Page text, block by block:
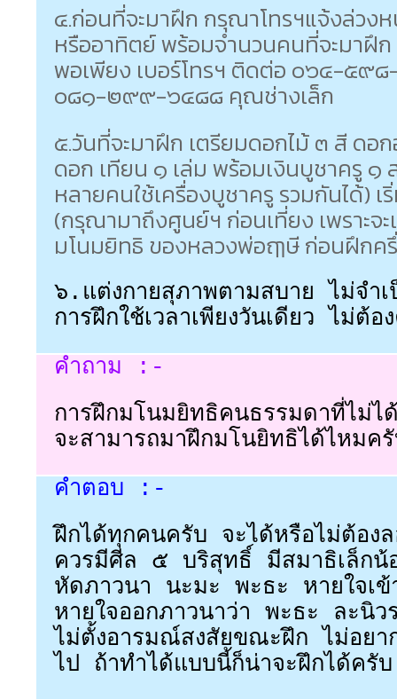
๔.ก่อนที่จะมาฝึก กรุณาโทรฯแจ้งล่วงห
หรืออาทิตย์ พร้อมจำนวนคนที่จะมาฝึก
พอเพียง เบอร์โทรฯ ติดต่อ ๐๖๔-๕
๐๘๑-๒๙๙-๖๔๘๘ คุณช่างเล็ก
๕.วันที่จะมาฝึก เตรียมดอกไม้ ๓ สี ดอก
ดอก เทียน ๑ เล่ม พร้อมเงินบูชาครู ๑
หลายคนใช้เครื่องบูชาครู รวมกันได้)
(กรุณามาถึงศูนย์ฯ ก่อนเที่ยง เพราะจ
มโนมยิทธิ ของหลวงพ่อฤๅษี ก่อนฝึกค
๖.แต่งกายสุภาพตามสบาย ไม่จำเ
การฝึกใช้เวลาเพียงวันเดียว ไม่ต้อ
คำถาม :-
การฝึกมโนมยิทธิคนธรรมดาที่ไม่ไ
จะสามารถมาฝึกมโนยิทธิได้ไหมค
คำตอบ :-
ฝึกได้ทุกคนครับ จะได้หรือไม่ต้อง
ควรมีศีล ๕ บริสุทธิ์ มีสมาธิเล็กน้
หัดภาวนา นะมะ พะธะ หายใจเข้
หายใจออกภาวนาว่า พะธะ ละนิ
ไม่ตั้งอารมณ์สงสัยขณะฝึก ไม่อยา
ไป ถ้าทำได้แบบนี้ก็น่าจะฝึกได้ครับ